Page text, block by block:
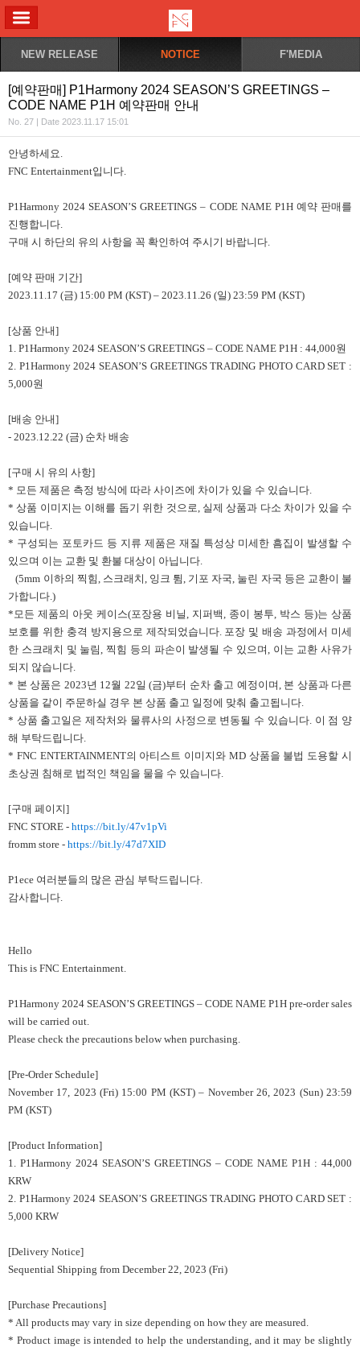
NEW RELEASE NOTICE F'MEDIA
[예약판매] P1Harmony 2024 SEASON’S GREETINGS –
CODE NAME P1H 예약판매 안내
No. 27 | Date 2023.11.17 15:01
안녕하세요.
FNC Entertainment입니다.
P1Harmony 2024 SEASON’S GREETINGS – CODE NAME P1H 예약 판매를
진행합니다.
구매 시 하단의 유의 사항을 꼭 확인하여 주시기 바랍니다.
[예약 판매 기간]
2023.11.17 (금) 15:00 PM (KST) – 2023.11.26 (일) 23:59 PM (KST)
[상품 안내]
1. P1Harmony 2024 SEASON’S GREETINGS – CODE NAME P1H : 44,000원
2. P1Harmony 2024 SEASON’S GREETINGS TRADING PHOTO CARD SET :
5,000원
[배송 안내]
- 2023.12.22 (금) 순차 배송
[구매 시 유의 사항]
* 모든 제품은 측정 방식에 따라 사이즈에 차이가 있을 수 있습니다.
* 상품 이미지는 이해를 돕기 위한 것으로, 실제 상품과 다소 차이가 있을 수
있습니다.
* 구성되는 포토카드 등 지류 제품은 재질 특성상 미세한 흠집이 발생할 수
있으며 이는 교환 및 환불 대상이 아닙니다.
(5mm 이하의 찍힘, 스크래치, 잉크 튐, 기포 자국, 눌린 자국 등은 교환이 불
가합니다.)
*모든 제품의 아웃 케이스(포장용 비닐, 지퍼백, 종이 봉투, 박스 등)는 상품
보호를 위한 충격 방지용으로 제작되었습니다. 포장 및 배송 과정에서 미세
한 스크래치 및 눌림, 찍힘 등의 파손이 발생될 수 있으며, 이는 교환 사유가
되지 않습니다.
* 본 상품은 2023년 12월 22일 (금)부터 순차 출고 예정이며, 본 상품과 다른
상품을 같이 주문하실 경우 본 상품 출고 일정에 맞춰 출고됩니다.
* 상품 출고일은 제작처와 물류사의 사정으로 변동될 수 있습니다. 이 점 양
해 부탁드립니다.
* FNC ENTERTAINMENT의 아티스트 이미지와 MD 상품을 불법 도용할 시
초상권 침해로 법적인 책임을 물을 수 있습니다.
[구매 페이지]
FNC STORE - https://bit.ly/47v1pVi
fromm store - https://bit.ly/47d7XID
P1ece 여러분들의 많은 관심 부탁드립니다.
감사합니다.
Hello
This is FNC Entertainment.
P1Harmony 2024 SEASON’S GREETINGS – CODE NAME P1H pre-order sales
will be carried out.
Please check the precautions below when purchasing.
[Pre-Order Schedule]
November 17, 2023 (Fri) 15:00 PM (KST) – November 26, 2023 (Sun) 23:59
PM (KST)
[Product Information]
1. P1Harmony 2024 SEASON’S GREETINGS – CODE NAME P1H : 44,000
KRW
2. P1Harmony 2024 SEASON’S GREETINGS TRADING PHOTO CARD SET :
5,000 KRW
[Delivery Notice]
Sequential Shipping from December 22, 2023 (Fri)
[Purchase Precautions]
* All products may vary in size depending on how they are measured.
* Product image is intended to help the understanding, and it may be slightly